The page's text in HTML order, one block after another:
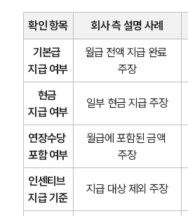
확인 항목 회사 측 설명 사례
기본급
지급 여부
월급 전액 지급 완료
주장
현금
지급 여부
일부 현금 지급 주장
연장수당
포함 여부
월급에 포함된 금액
주장
인센티브
지급 기준
지급 대상 제외 주장